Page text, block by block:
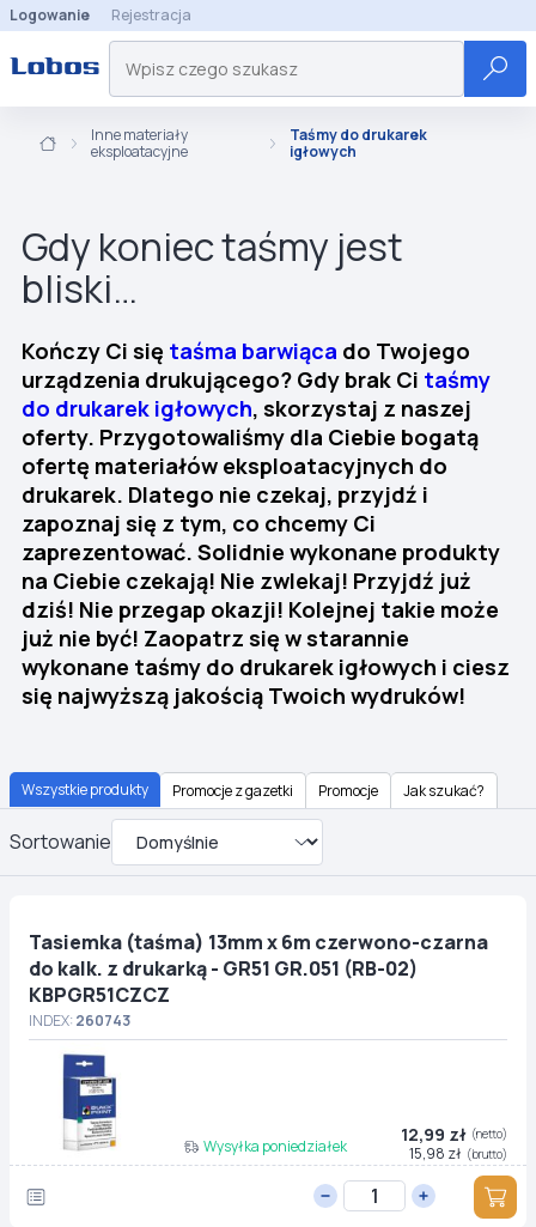
Logowanie Rejestracja
Inne materiały
eksploatacyjne
Taśmy do drukarek
igłowych
Gdy koniec taśmy jest
bliski…
Kończy Ci się taśma barwiąca do Twojego
urządzenia drukującego? Gdy brak Ci taśmy
do drukarek igłowych, skorzystaj z naszej
oferty. Przygotowaliśmy dla Ciebie bogatą
ofertę materiałów eksploatacyjnych do
drukarek. Dlatego nie czekaj, przyjdź i
zapoznaj się z tym, co chcemy Ci
zaprezentować. Solidnie wykonane produkty
na Ciebie czekają! Nie zwlekaj! Przyjdź już
dziś! Nie przegap okazji! Kolejnej takie może
już nie być! Zaopatrz się w starannie
wykonane taśmy do drukarek igłowych i ciesz
się najwyższą jakością Twoich wydruków!
Wszystkie produkty Promocje z gazetki Promocje Jak szukać?
Sortowanie
Tasiemka (taśma) 13mm x 6m czerwono-czarna
do kalk. z drukarką - GR51 GR.051 (RB-02)
KBPGR51CZCZ
INDEX:260743
Wysyłka poniedziałek
12,99 zł (netto)
15,98 zł (brutto)